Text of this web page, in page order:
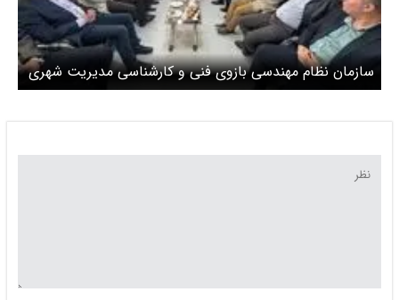
سازمان نظام مهندسی بازوی فنی و کارشناسی مدیریت شهری
باشد